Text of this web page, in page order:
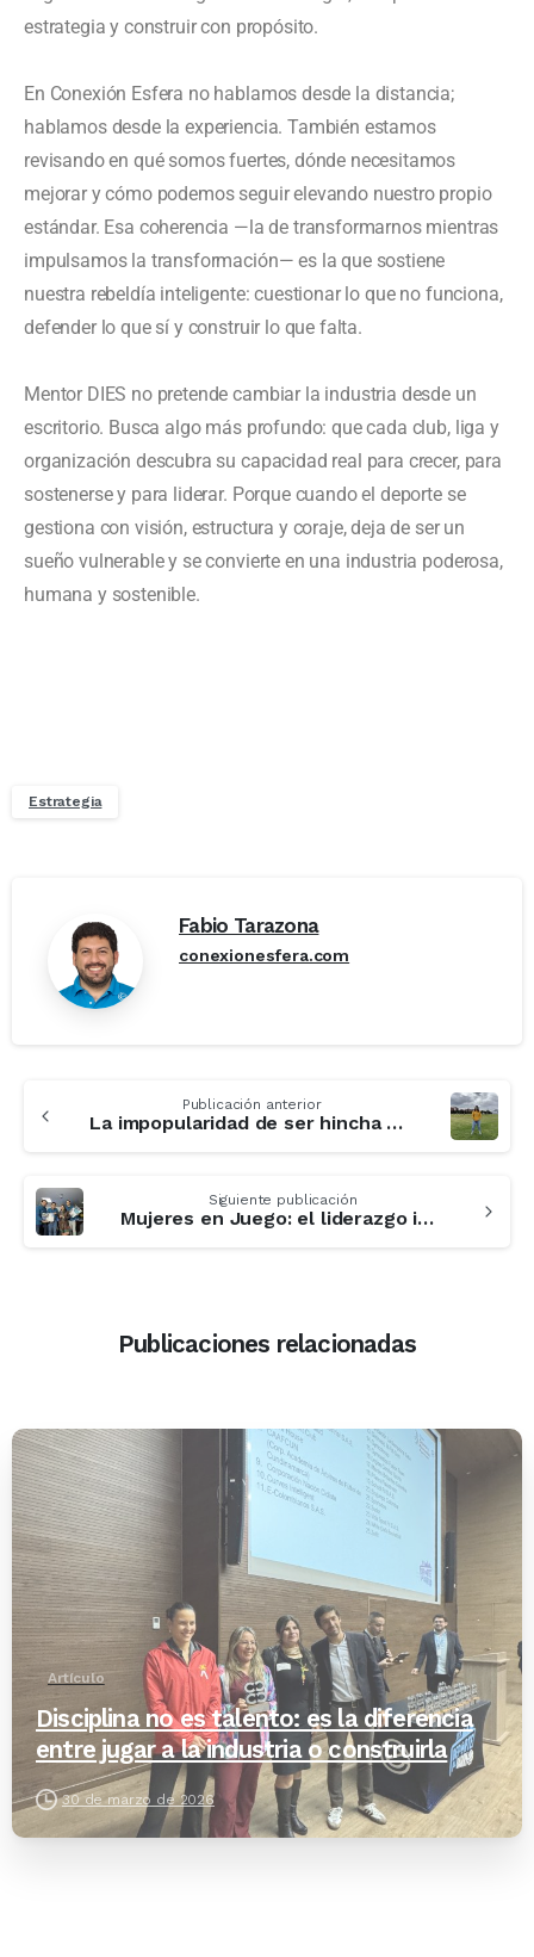
estrategia y construir con propósito.
En Conexión Esfera no hablamos desde la distancia;
hablamos desde la experiencia. También estamos
revisando en qué somos fuertes, dónde necesitamos
mejorar y cómo podemos seguir elevando nuestro propio
estándar. Esa coherencia —la de transformarnos mientras
impulsamos la transformación— es la que sostiene
nuestra rebeldía inteligente: cuestionar lo que no funciona,
defender lo que sí y construir lo que falta.
Mentor DIES no pretende cambiar la industria desde un
escritorio. Busca algo más profundo: que cada club, liga y
organización descubra su capacidad real para crecer, para
sostenerse y para liderar. Porque cuando el deporte se
gestiona con visión, estructura y coraje, deja de ser un
sueño vulnerable y se convierte en una industria poderosa,
humana y sostenible.
Estrategia
Fabio Tarazona
conexionesfera.com
Publicación anterior
La impopularidad de ser hincha clasiquero
Siguiente publicación
Mujeres en Juego: el liderazgo invisible
Publicaciones relacionadas
Artículo
Disciplina no es talento: es la diferencia
entre jugar a la industria o construirla
30 de marzo de 2026